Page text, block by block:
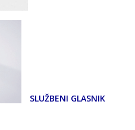
SLUŽBENI GLASNIK